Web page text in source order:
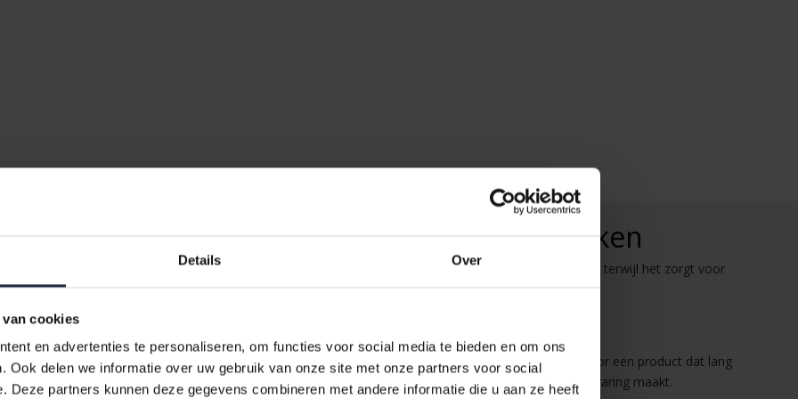
Details Over
cookies
en advertenties te personaliseren, om functies voor social media te bieden en om ons
Ook delen we informatie over uw gebruik van onze site met onze partners voor social
Deze partners kunnen deze gegevens combineren met andere informatie die u aan ze heeft
Anthracite: Een Must-Have voor Uw Keuken
zomaar een keukendoek. Deze stijlvolle en functionele doek brengt een vleugje elegantie in uw keuken terwijl het zorgt voor
deze keukendoek niet alleen uitstekende absorptie, maar ook een duurzaam gebruik.
Keukendoek?
een perfecte aanvulling op elke keukenstijl. De kwaliteit van Bunzlau Castle
staat garant voor een product dat lang
is het katoenmateriaal zacht voor uw handen, wat het afwassen en drogen een plezierige ervaring maakt.